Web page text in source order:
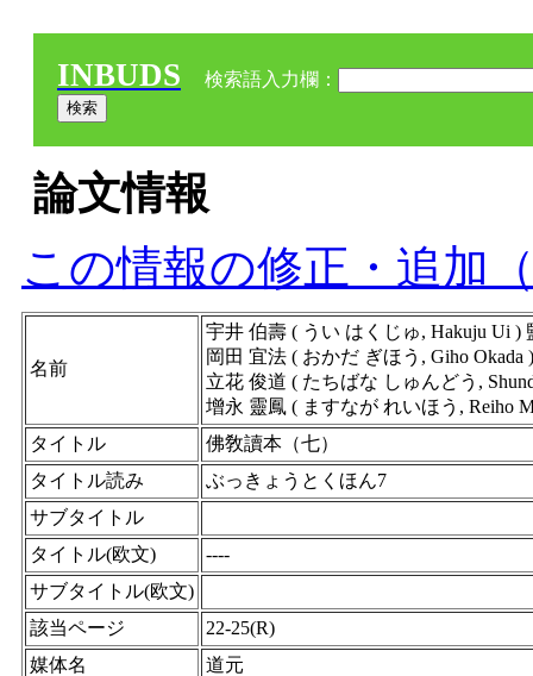
INBUDS 検索語入力欄：
論文情報
この情報の修正・追加
名前
宇井 伯壽 ( うい はくじゅ, Hakuju Ui )
岡田 宜法 ( おかだ ぎほう, Giho Okada
立花 俊道 ( たちばな しゅんどう,
增永 靈鳳 ( ますなが れいほう, Reiho
タイトル
佛敎讀本（七）
タイトル読み
ぶっきょうとくほん7
サブタイトル
タイトル(欧文)
----
サブタイトル(欧文)
該当ページ
22-25(R)
媒体名
道元